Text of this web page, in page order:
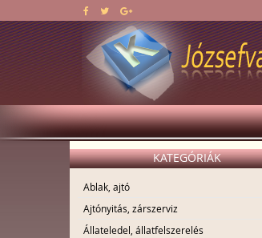
KATEGÓRIÁK
Ablak, ajtó
Ajtónyitás, zárszerviz
Állateledel, állatfelszerelés